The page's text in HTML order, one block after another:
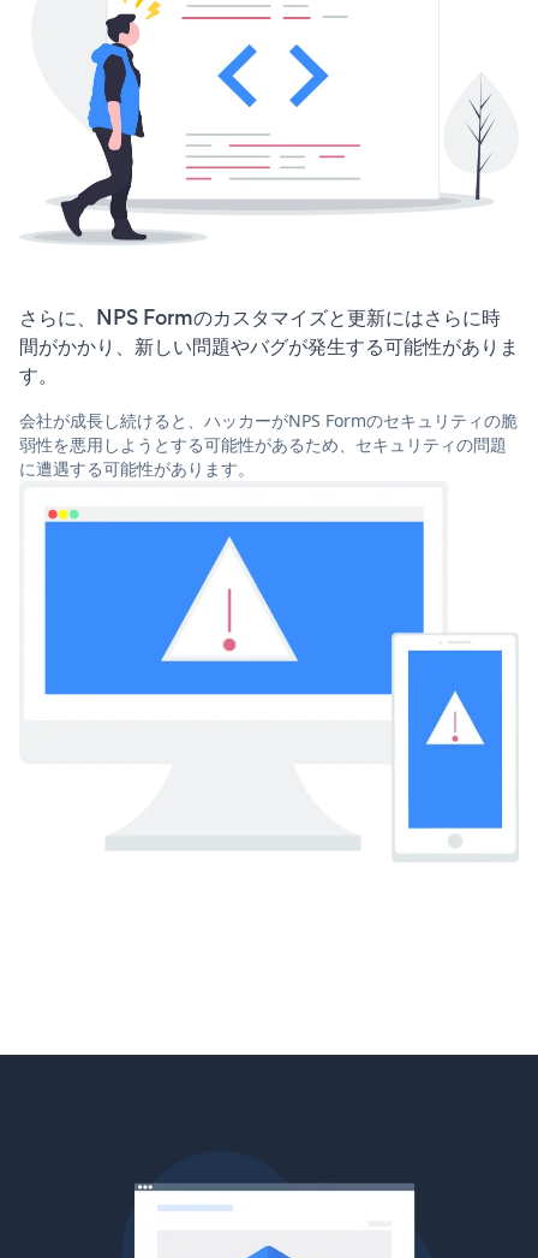
さらに、NPS Formのカスタマイズと更新にはさらに時
間がかかり、新しい問題やバグが発生する可能性がありま
す。
会社が成長し続けると、ハッカーがNPS Formのセキュリティの脆
弱性を悪用しようとする可能性があるため、セキュリティの問題
に遭遇する可能性があります。